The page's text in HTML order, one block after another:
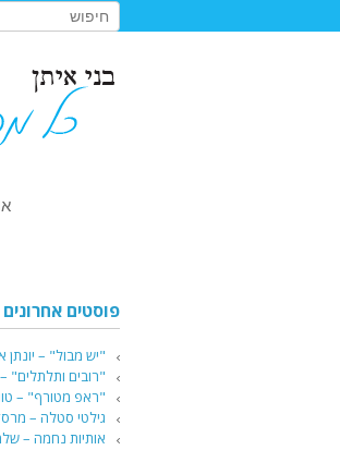
פוסטים אחרונים
"יש מבול" – יונתן
"רובים ותלתלים"
"ראפ מטורף" –
גילטי סטלה –
אותיות נחמה –